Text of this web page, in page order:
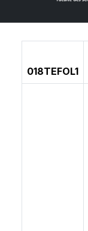
018TEFOL1